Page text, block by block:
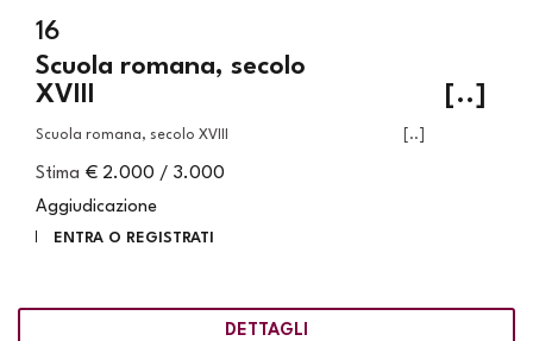
16
Scuola romana, secolo
XVIII [..]
Scuola romana, secolo XVIII [..]
Stima € 2.000 / 3.000
Aggiudicazione
ENTRA O REGISTRATI
DETTAGLI